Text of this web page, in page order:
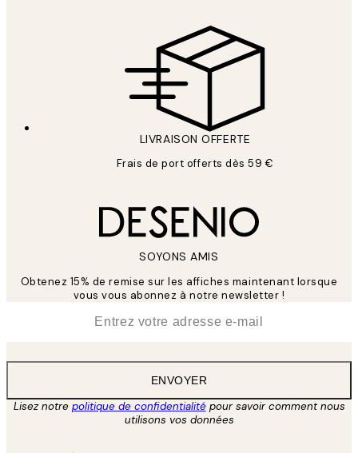
LIVRAISON OFFERTE
Frais de port offerts dès 59 €
SOYONS AMIS
Obtenez 15% de remise sur les affiches maintenant lorsque
vous vous abonnez à notre newsletter !
ENVOYER
Lisez notre politique de confidentialitépour savoir comment nous
utilisons vos données